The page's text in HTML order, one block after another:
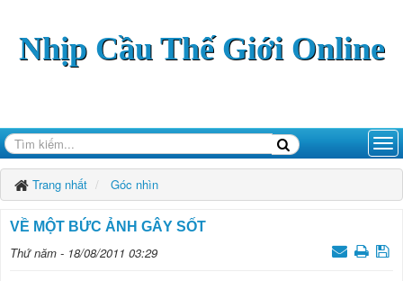
Nhịp Cầu Thế Giới Online
Trang nhất Góc nhìn
VỀ MỘT BỨC ẢNH GÂY SỐT
Thứ năm - 18/08/2011 03:29